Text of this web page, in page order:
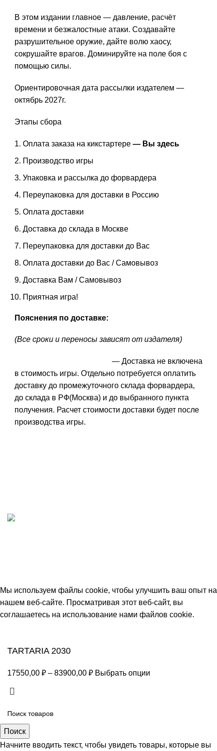
В этом издании главное — давление, расчёт
времени и безжалостные атаки. Создавайте
разрушительное оружие, дайте волю хаосу,
сокрушайте врагов. Доминируйте на поле боя с
помощью силы.
Ориентировочная дата рассылки издателем —
октябрь 2027г.
Этапы сбора
Оплата заказа на кикстартере — Вы здесь
Производство игры
Упаковка и рассылка до форвардера
Переупаковка для доставки в Россию
Оплата доставки
Доставка до склада в Москве
Переупаковка для доставки до Вас
Оплата доставки до Вас / Самовывоз
Доставка Вам / Самовывоз
Приятная игра!
Пояснения по доставке:
(Все сроки и переносы зависят от издателя)
— Доставка не включена
в стоимость игры. Отдельно потребуется оплатить
доставку до промежуточного склада форвардера,
до склада в РФ(Москва) и до выбранного пункта
получения. Расчет стоимости доставки будет после
производства игры.
Мы используем файлы cookie, чтобы улучшить ваш опыт на
нашем веб-сайте. Просматривая этот веб-сайт, вы
соглашаетесь на использование нами файлов cookie.
TARTARIA 2030
17550,00 ₽ – 83900,00 ₽ Выбрать опции
Поиск
Начните вводить текст, чтобы увидеть товары, которые вы